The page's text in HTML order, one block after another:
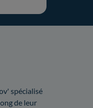
spécialisé
de leur